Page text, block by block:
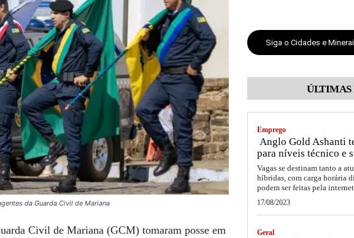
da Guarda Civil de Mariana
Civil de Mariana (GCM) tomaram posse em
Siga o Cidades e
ÚLTIMAS
Emprego
Anglo Gold Ashanti
para níveis técnico e
Vagas se destinam tanto a
híbridas, com carga horária
podem ser feitas pela
17/08/2023
Geral